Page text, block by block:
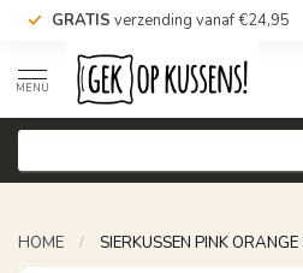
GRATIS verzending vanaf €24,95
MENU
HOME / SIERKUSSEN PINK ORANGE